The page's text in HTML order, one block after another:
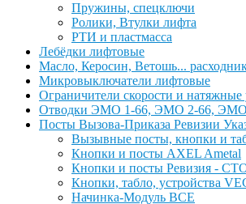
Пружины, спецключи
Ролики, Втулки лифта
РТИ и пластмасса
Лебёдки лифтовые
Масло, Керосин, Ветошь...
Микровыключатели лифтовые
Ограничители скорости и натяжные
Отводки ЭМО 1-66, ЭМО 2-66, ЭМО
Посты Вызова-Приказа Ревизии
Вызывные посты, кнопки и
Кнопки и посты AXEL Ametal
Кнопки и посты Ревизия -
Кнопки, табло, устройства
Начинка-Модуль ВСЕ